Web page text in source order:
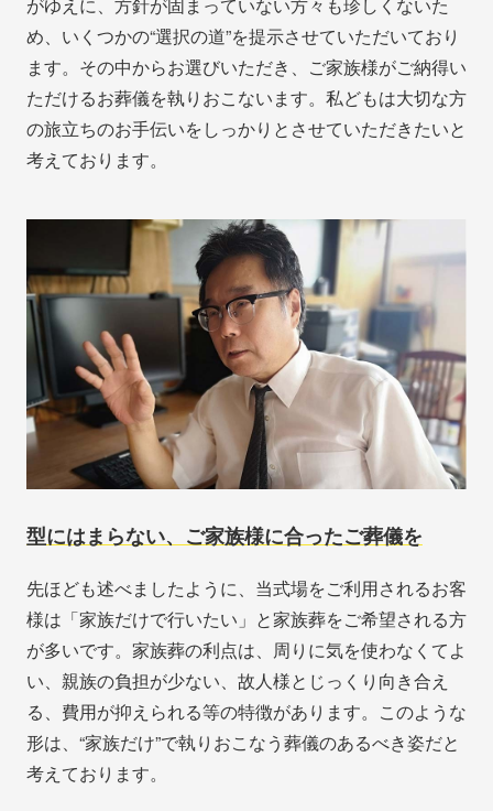
がゆえに、方針が固まっていない方々も珍しくないた
め、いくつかの“選択の道”を提示させていただいており
ます。その中からお選びいただき、ご家族様がご納得い
ただけるお葬儀を執りおこないます。私どもは大切な方
の旅立ちのお手伝いをしっかりとさせていただきたいと
考えております。
型にはまらない、ご家族様に合ったご葬儀を
先ほども述べましたように、当式場をご利用されるお客
様は「家族だけで行いたい」と家族葬をご希望される方
が多いです。家族葬の利点は、周りに気を使わなくてよ
い、親族の負担が少ない、故人様とじっくり向き合え
る、費用が抑えられる等の特徴があります。このような
形は、“家族だけ”で執りおこなう葬儀のあるべき姿だと
考えております。